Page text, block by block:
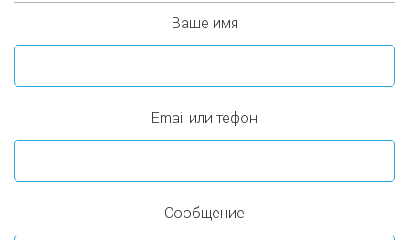
Ваше имя
Email или тефон
Сообщение